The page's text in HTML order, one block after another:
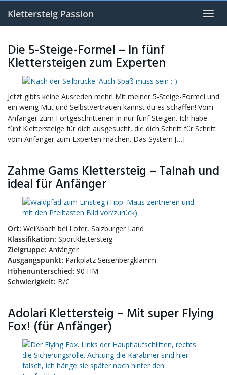
main
Klettersteig Passion
Die 5-Steige-Formel – In fünf
Klettersteigen zum Experten
Jetzt gibts keine Ausreden mehr! Mit meiner 5-Steige-Formel und
ein wenig Mut und Selbstvertrauen kannst du es schaffen! Vom
Anfänger zum Fortgeschrittenen in nur fünf Steigen. Ich habe
fünf Klettersteige für dich ausgesucht, die dich Schritt für Schritt
vom Anfänger zum Experten machen. Das System […]
Zahme Gams Klettersteig – Talnah und
ideal für Anfänger
Ort: Weißbach bei Lofer, Salzburger Land
Klassifikation: Sportklettersteig
Zielgruppe: Anfänger
Ausgangspunkt: Parkplatz Seisenbergklamm
Höhenunterschied: 90 HM
Schwierigkeit: B/C
Adolari Klettersteig – Mit super Flying
Fox! (für Anfänger)